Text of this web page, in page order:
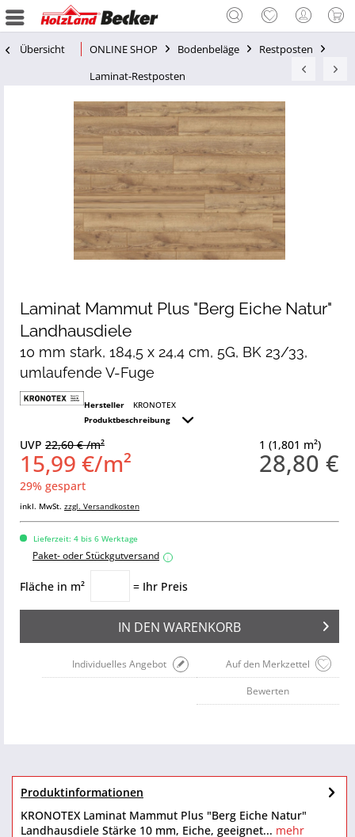
Übersicht ONLINE SHOP Bodenbeläge
Restposten
Laminat-Restposten
Laminat Mammut Plus "Berg Eiche Natur"
Landhausdiele
10 mm stark, 184,5 x 24,4 cm, 5G, BK 23/33,
umlaufende V-Fuge
Hersteller
KRONOTEX
Produktbeschreibung
1 (1,801 m²)
28,80 €
UVP 22,60 € /m²
15,99 €/m²
29% gespart
inkl. MwSt. zzgl. Versandkosten
Lieferzeit: 4 bis 6 Werktage
Paket- oder Stückgutversand i
Fläche in m² = Ihr Preis
IN DEN WARENKORB
Auf den Merkzettel
Individuelles Angebot
Bewerten
Produktinformationen
KRONOTEX Laminat Mammut Plus "Berg Eiche Natur"
Landhausdiele Stärke 10 mm, Eiche, geeignet... mehr